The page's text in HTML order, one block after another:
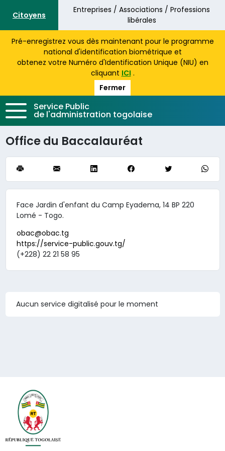
Aller au contenu principal
Citoyens
Entreprises / Associations / Professions
libérales
Pré-enregistrez vous dès maintenant pour le programme
national d'identification biométrique et
obtenez votre Numéro d'Identification Unique (NIU) en
cliquant ICI .
Fermer
Service Public
de l'administration togolaise
Office du Baccalauréat
Face Jardin d'enfant du Camp Eyadema, 14 BP 220
Lomé - Togo.
obac@obac.tg
https://service-public.gouv.tg/
(+228) 22 21 58 95
Aucun service digitalisé pour le moment